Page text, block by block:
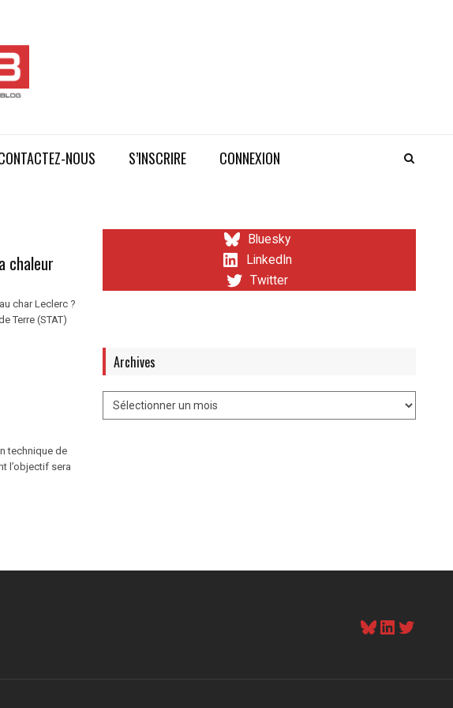
NOUS S’INSCRIRE CONNEXION
chaleur
char Leclerc ?
Terre (STAT)
technique de
l’objectif sera
Bluesky
LinkedIn
Twitter
Archives
Bluesky